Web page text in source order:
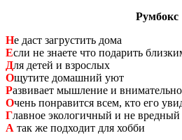
Румбокс
Не даст загрустить дома
Если не знаете что подарить
Для детей и взрослых
Ощутите домашний уют
Развивает мышление и
Очень понравится всем, кто его
Главное экологичный и не вредный
А так же подходит для хобби